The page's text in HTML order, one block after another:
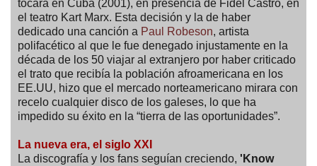
tocara en Cuba (2001), en presencia de Fidel Castro, en
el teatro Kart Marx. Esta decisión y la de haber
dedicado una canción a Paul Robeson, artista
polifacético al que le fue denegado injustamente en la
década de los 50 viajar al extranjero por haber criticado
el trato que recibía la población afroamericana en los
EE.UU, hizo que el mercado norteamericano mirara con
recelo cualquier disco de los galeses, lo que ha
impedido su éxito en la “tierra de las oportunidades”.
La nueva era, el siglo XXI
La discografía y los fans seguían creciendo, 'Know